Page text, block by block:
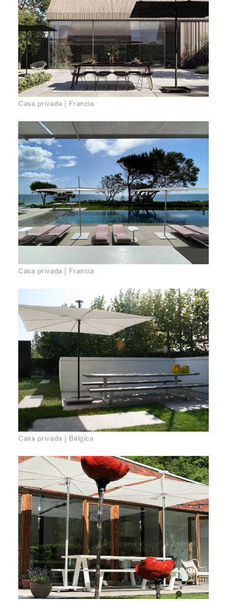
Casa privada | Francia
Casa privada | Francia
Casa privada | Bélgica